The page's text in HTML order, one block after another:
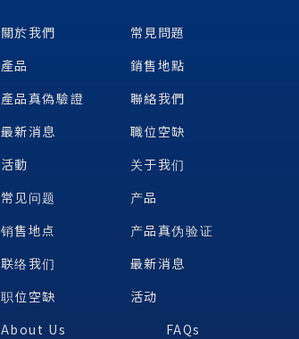
關於我們
常見問題
產品
銷售地點
產品真偽驗證
聯絡我們
最新消息
職位空缺
活動
关于我们
常见问题
产品
销售地点
产品真伪验证
联络我们
最新消息
职位空缺
活动
About Us
FAQs